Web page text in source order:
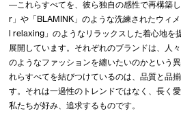
―これらすべてを、彼ら独自の感性で再構築
r」や「BLAMINK」のような洗練されたウィ
l relaxing」のようなリラックスした着心地を
展開しています。それぞれのブランドは、人
のようなファッションを纏いたいのかという
れらすべてを結びつけているのは、品質と品
す。それは一過性のトレンドではなく、長く
私たちが好み、追求するものです。